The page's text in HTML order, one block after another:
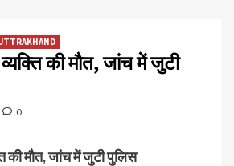
की मौत, जांच में जुटी
0
की मौत, जांच में जुटी पुलिस